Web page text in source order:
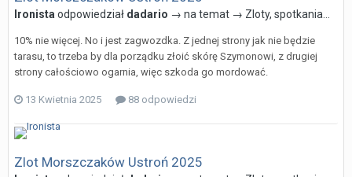
Ironista odpowiedział dadario → na temat → Zloty, spotkania...
10% nie więcej. No i jest zagwozdka. Z jednej strony jak nie będzie
tarasu, to trzeba by dla porządku złoić skórę Szymonowi, z drugiej
strony całościowo ogarnia, więc szkoda go mordować.
13 Kwietnia 2025 88 odpowiedzi
Zlot Morszczaków Ustroń 2025